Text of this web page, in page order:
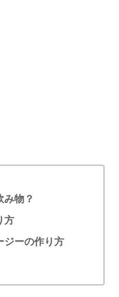
み物？
方
ジーの作り方